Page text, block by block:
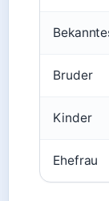
Bruder
Kinder
Ehefrau